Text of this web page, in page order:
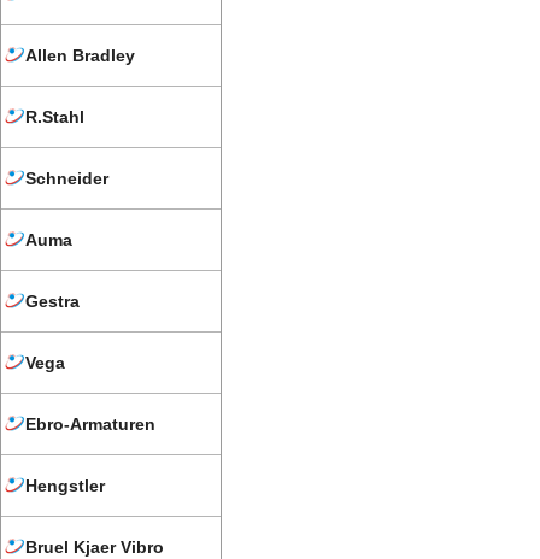
Allen Bradley
R.Stahl
Schneider
Auma
Gestra
Vega
Ebro-Armaturen
Hengstler
Bruel Kjaer Vibro